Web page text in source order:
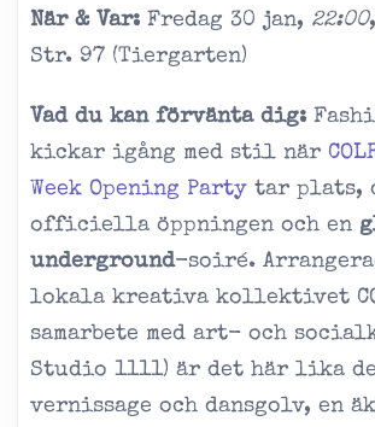
När & Var: Fredag 30 jan, 22:00
Str. 97 (Tiergarten)
Vad du kan förvänta dig:
kickar igång med stil när
Week Opening Party tar plats,
officiella öppningen och en
underground-soiré.
lokala kreativa kollektivet
samarbete med art- och
Studio 1111) är det här lika
vernissage och dansgolv, en